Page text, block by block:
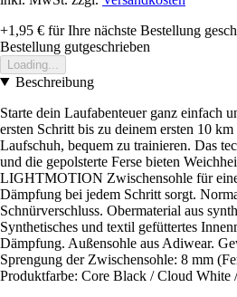
+1,95 € für Ihre nächste Bestellung
Bestellung gutgeschrieben
Loading...
Beschreibung
Starte dein Laufabenteuer ganz einfach
ersten Schritt bis zu deinem ersten 10
Laufschuh, bequem zu trainieren. Das
und die gepolsterte Ferse bieten
LIGHTMOTION Zwischensohle für
Dämpfung bei jedem Schritt sorgt.
Schnürverschluss. Obermaterial aus
Synthetisches und textil gefüttertes
Dämpfung. Außensohle aus Adiwear.
Sprengung der Zwischensohle: 8 mm
Produktfarbe: Core Black / Cloud White